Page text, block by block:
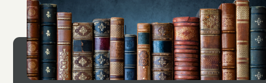
新築戸建（注文住宅）
新築分譲地（分譲住宅）